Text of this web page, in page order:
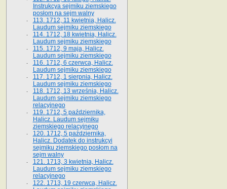
Instrukcya sejmiku ziemskiego
posłom na sejm walny
113. 1712, 11 kwietnia, Halicz.
Laudum sejmiku ziemskiego
114. 1712, 18 kwietnia, Halicz.
Laudum sejmiku ziemskiego
115. 1712, 9 maja, Halicz.
Laudum sejmiku ziemskiego
116. 1712, 6 czerwca, Halicz.
Laudum sejmiku ziemskiego
117. 1712, 1 sierpnia, Halicz.
Laudum sejmiku ziemskiego
118. 1712, 13 września, Halicz.
Laudum sejmiku ziemskiego
relacyjnego
119. 1712, 5 października,
Halicz. Laudum sejmiku
ziemskiego relacyjnego
120. 1712, 5 października,
Halicz. Dodatek do instrukcyi
sejmiku ziemskiego posłom na
sejm walny
121. 1713, 3 kwietnia, Halicz.
Laudum sejmiku ziemskiego
relacyjnego
122. 1713, 19 czerwca, Halicz.